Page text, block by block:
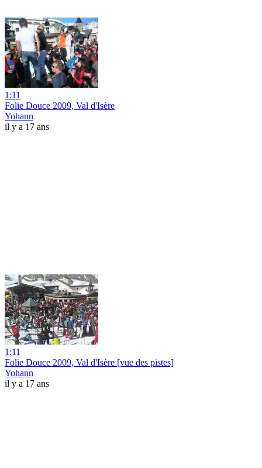
1:11
Folie Douce 2009, Val d'Isère
Yohann
il y a 17 ans
1:11
Folie Douce 2009, Val d'Isère [vue des pistes]
Yohann
il y a 17 ans